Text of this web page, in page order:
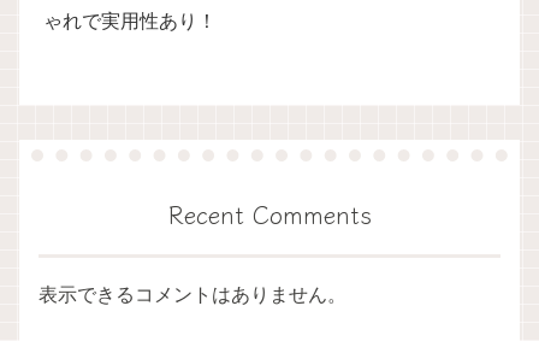
ゃれで実用性あり！
Recent Comments
表示できるコメントはありません。